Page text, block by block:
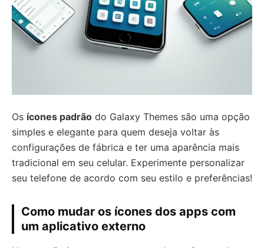
Os ícones padrão do Galaxy Themes são uma opção
simples e elegante para quem deseja voltar às
configurações de fábrica e ter uma aparência mais
tradicional em seu celular. Experimente personalizar
seu telefone de acordo com seu estilo e preferências!
Como mudar os ícones dos apps com
um aplicativo externo